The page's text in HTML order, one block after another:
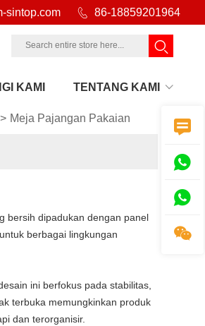
sintop.com  86-18859201964
KAMI TENTANG KAMI
> Meja Pajangan Pakaian
bersih dipadukan dengan panel
berbagai lingkungan
ini berfokus pada stabilitas,
terbuka memungkinkan produk
dan terorganisir.



